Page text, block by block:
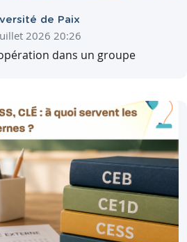
de Paix
2026 20:26
dans un groupe